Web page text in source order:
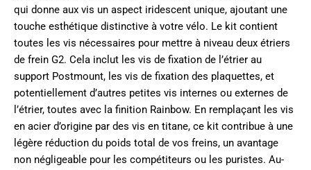
qui donne aux vis un aspect iridescent unique, ajoutant une
touche esthétique distinctive à votre vélo. Le kit contient
toutes les vis nécessaires pour mettre à niveau deux étriers
de frein G2. Cela inclut les vis de fixation de l’étrier au
support Postmount, les vis de fixation des plaquettes, et
potentiellement d’autres petites vis internes ou externes de
l’étrier, toutes avec la finition Rainbow. En remplaçant les vis
en acier d’origine par des vis en titane, ce kit contribue à une
légère réduction du poids total de vos freins, un avantage
non négligeable pour les compétiteurs ou les puristes. Au-